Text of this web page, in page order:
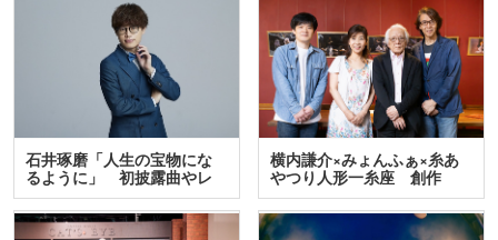
石井琢磨「人生の宝物にな
るように」 初披露曲やレ
ア…
横内謙介×みょんふぁ×糸あ
やつり人形一糸座 創作
人…